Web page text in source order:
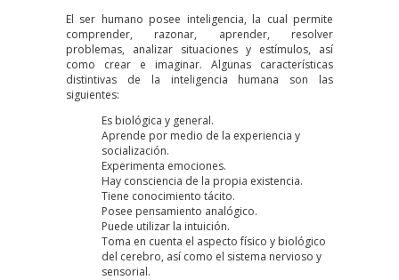
El ser humano posee inteligencia, la cual permite
comprender, razonar, aprender, resolver
problemas, analizar situaciones y estímulos, así
como crear e imaginar. Algunas características
distintivas de la inteligencia humana son las
siguientes:
Es biológica y general.
Aprende por medio de la experiencia y
socialización.
Experimenta emociones.
Hay consciencia de la propia existencia.
Tiene conocimiento tácito.
Posee pensamiento analógico.
Puede utilizar la intuición.
Toma en cuenta el aspecto físico y biológico
del cerebro, así como el sistema nervioso y
sensorial.